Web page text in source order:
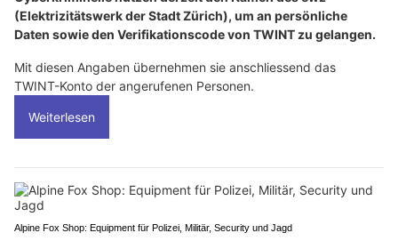
(Elektrizitätswerk der Stadt Zürich), um an persönliche
Daten sowie den Verifikationscode von TWINT zu gelangen.
Mit diesen Angaben übernehmen sie anschliessend das
TWINT-Konto der angerufenen Personen.
Weiterlesen
Alpine Fox Shop: Equipment für Polizei, Militär, Security und Jagd